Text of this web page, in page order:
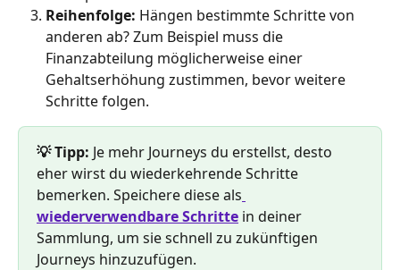
Reihenfolge: Hängen bestimmte Schritte von
anderen ab? Zum Beispiel muss die
Finanzabteilung möglicherweise einer
Gehaltserhöhung zustimmen, bevor weitere
Schritte folgen.
💡 Tipp: Je mehr Journeys du erstellst, desto
eher wirst du wiederkehrende Schritte
bemerken. Speichere diese als
wiederverwendbare Schritte in deiner
Sammlung, um sie schnell zu zukünftigen
Journeys hinzuzufügen.